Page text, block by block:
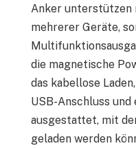
Anker unterstützen
mehrerer Geräte,
die magnetische
das kabellose
USB-Anschluss
ausgestattet, mit
geladen werden